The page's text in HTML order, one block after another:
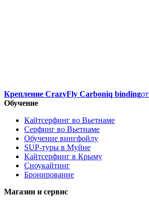
Крепление CrazyFly Carboniq bindingот
Обучение
Кайтсерфинг во Вьетнаме
Серфинг во Вьетнаме
Обучение вингфойлу
SUP-туры в Муйне
Кайтсерфинг в Крыму
Сноукайтинг
Бронирование
Магазин и сервис